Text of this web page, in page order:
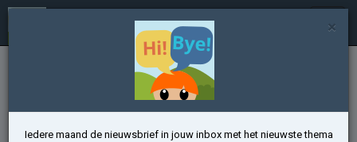
In
Talen Leren met Emma
Thema Dieren leren in het Spaans
Leer kinderen makkelijk en snel 19 woorden
van het thema Dieren met onze app
×
Iedere maand de nieuwsbrief in jouw inbox met het nieuwste thema